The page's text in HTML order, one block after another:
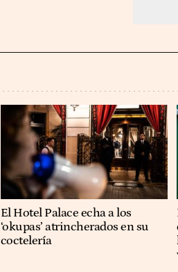
El Hotel Palace echa a los
‘okupas’ atrincherados en su
coctelería